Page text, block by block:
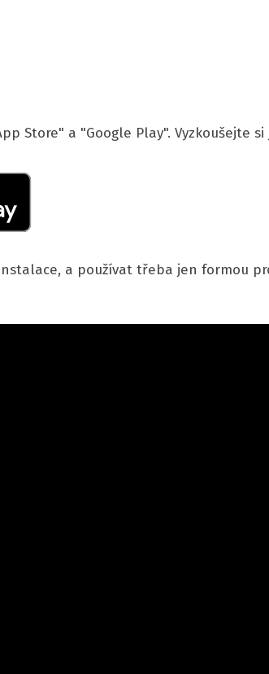
Store" a "Google Play". Vyzkoušejte
a používat třeba jen formou